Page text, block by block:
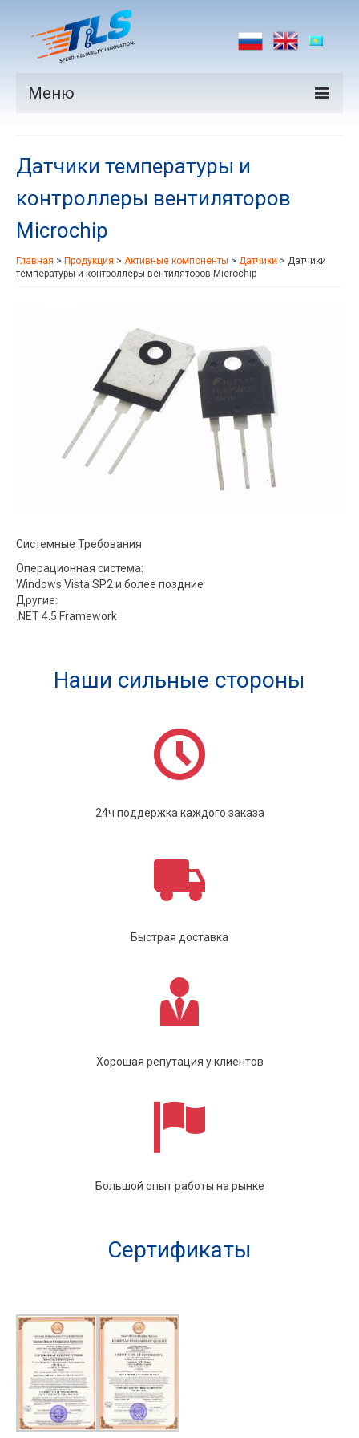
Меню
Производители
Рынки
Новости
Контакты
Датчики температуры и
контроллеры вентиляторов
Microchip
Главная > Продукция > Активные компоненты > Датчики > Датчики
температуры и контроллеры вентиляторов Microchip
Системные Требования
Операционная система:
Windows Vista SP2 и более поздние
Другие:
.NET 4.5 Framework
Наши сильные стороны
24ч поддержка каждого заказа
Быстрая доставка
Хорошая репутация у клиентов
Большой опыт работы на рынке
Сертификаты